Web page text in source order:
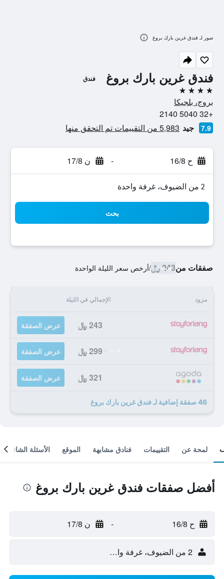
فندق غرين بارك بروغ فندق
4 نجوم
بروج، بلجيكا
+32 5040 2140
7.9 جيد 5,983 من التقييمات تم التحقق منها
ح 16/8 - ن 17/8
2 من الضيوف، غرفة واحدة
بحث
صفقات من243 ﷼ /أرخص سعر الليلة الواحدة
مزود الإجمالي في الليلة
243 ﷼ عرض الصفقة
299 ﷼ عرض الصفقة
321 ﷼ عرض الصفقة
46 صفقة إضافية لـ فندق غرين بارك بروغ
صور لـ فندق غرين بارك بروغ
لمحة عن التقييمات فنادق مشابهة الموقع الأسئلة الشائعة
أفضل صفقات فندق غرين بارك بروغ
ح 16/8 - ن 17/8
2 من الضيوف، غرفة واحدة